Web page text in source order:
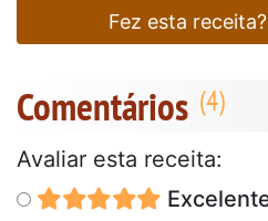
Fez esta
Comentários
Avaliar esta receita: